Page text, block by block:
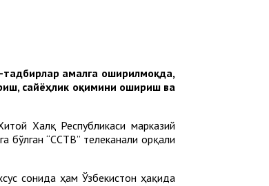
амалга оширилмоқда,
сайёҳлик оқимини ошириш ва
Халқ Республикаси марказий
“CCТВ” телеканали орқали
сонида ҳам Ўзбекистон ҳақида